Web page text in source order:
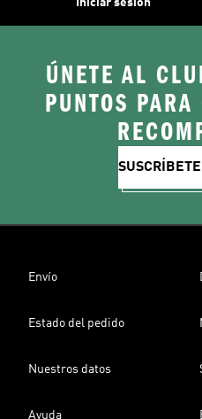
Iniciar sesión
ÚNETE AL
PUNTOS
SUSCRÍBETE
Envío
Estado del pedido
Nuestros datos
Ayuda